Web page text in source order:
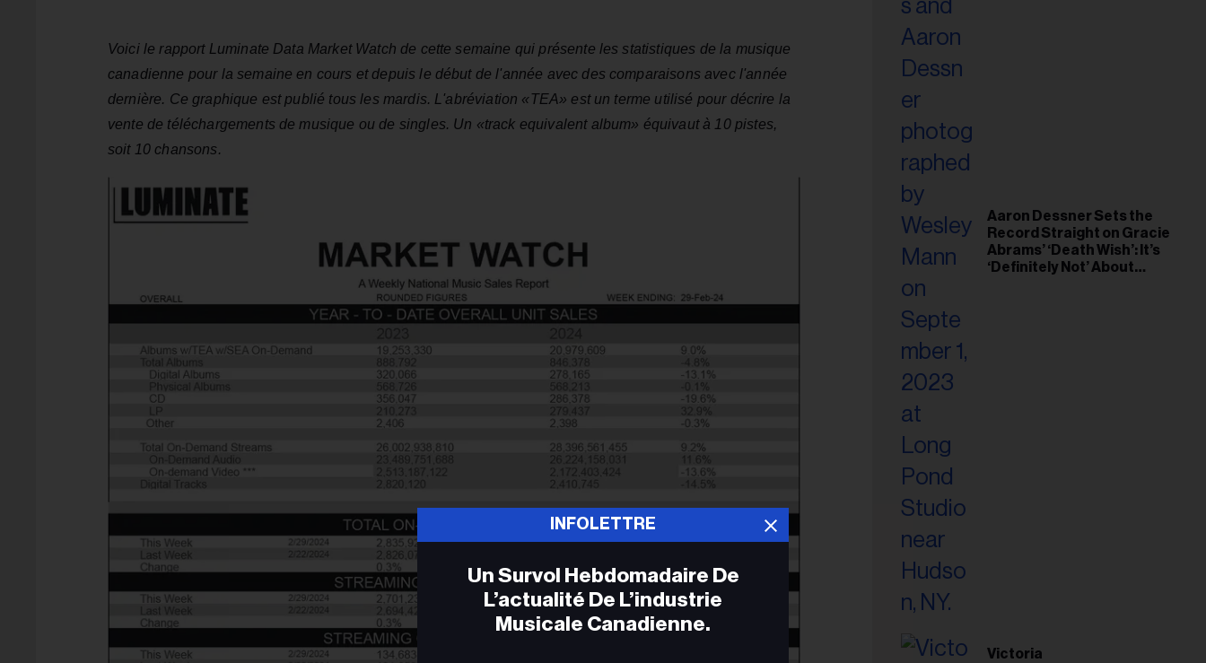
Voici le rapport Luminate Data Market Watch de cette semaine qui présente les statistiques de la musique
canadienne pour la semaine en cours et depuis le début de l'année avec des comparaisons avec l'année
dernière. Ce graphique est publié tous les mardis. L'abréviation «TEA» est un terme utilisé pour décrire la
vente de téléchargements de musique ou de singles. Un «track equivalent album» équivaut à 10 pistes,
soit 10 chansons.
Aaron Dessner Sets the
Record Straight on Gracie
Abrams’ ‘Death Wish’: It’s
‘Definitely Not’ About
Victoria
INFOLETTRE
Un Survol Hebdomadaire De
L’actualité De L’industrie
Musicale Canadienne.